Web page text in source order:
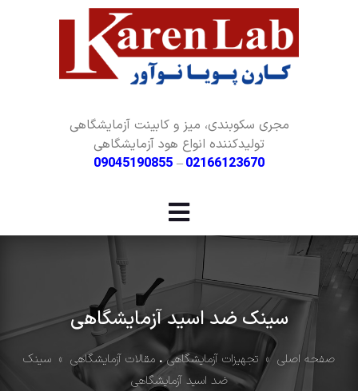
مجری سکوبندی، میز و کابینت آزمایشگاهی
تولیدکننده انواع هود آزمایشگاهی
02166123670
–
09045190855
سینک ضد اسید آزمایشگاهی
صفحه اصلی » تجهیزات آزمایشگاهی• مقالات آزمایشگاهی » سینک
ضد اسید آزمایشگاهی